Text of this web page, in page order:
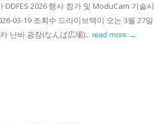
DDFES 2026 행사 참가 및 ModuCam 기술시
03-19 조회수 드라이브텍이 오는 3월 27일
난바 광장(なんば広場)... read more →